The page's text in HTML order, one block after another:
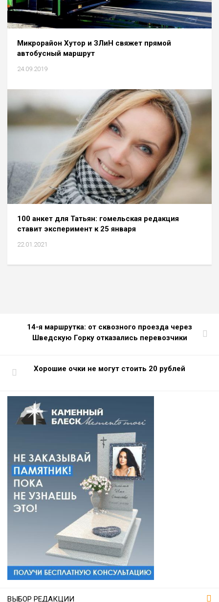
Микрорайон Хутор и ЗЛиН свяжет прямой
автобусный маршрут
24.09.2019
100 анкет для Татьян: гомельская редакция
ставит эксперимент к 25 января
22.01.2021
14-я маршрутка: от сквозного проезда через
Шведскую Горку отказались перевозчики
Хорошие очки не могут стоить 20 рублей
ВЫБОР РЕДАКЦИИ